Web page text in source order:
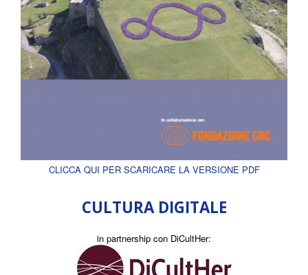
CLICCA QUI PER SCARICARE LA VERSIONE PDF
CULTURA DIGITALE
in partnership con DiCultHer: